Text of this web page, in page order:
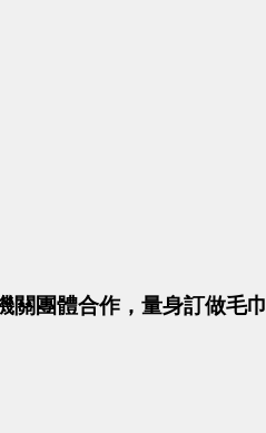
關團體合作，量身訂做毛巾